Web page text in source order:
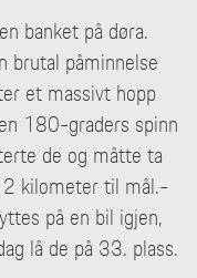
banket på døra.
brutal påminnelse
et massivt hopp
180-graders spinn
de og måtte ta
kilometer til mål.-
på en bil igjen,
lå de på 33. plass.